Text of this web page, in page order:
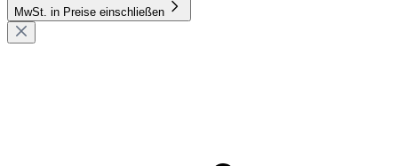
MwSt. in Preise einschließen